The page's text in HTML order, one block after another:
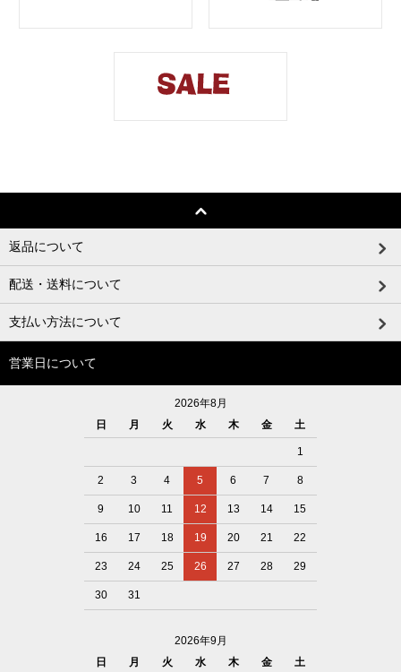
返品について
配送・送料について
支払い方法について
営業日について
2026年8月
日
月 火 水 木 金 土
1
2 3 4 5 6 7 8
9 10 11 12 13 14 15
16 17 18 19 20 21 22
23 24 25 26 27 28 29
30 31
2026年9月
日
月 火 水 木 金 土